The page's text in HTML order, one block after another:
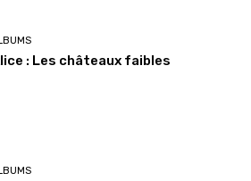
: Les châteaux faibles